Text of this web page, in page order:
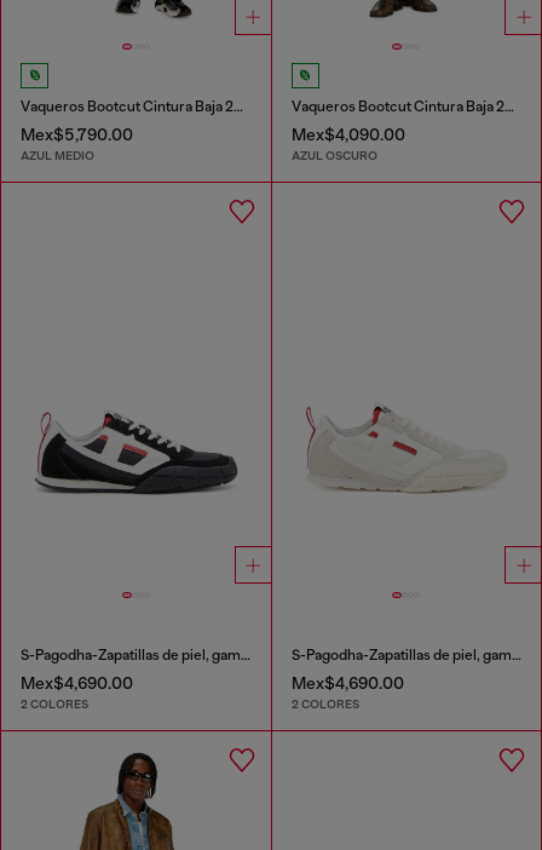
Vaqueros Bootcut Cintura Baja 2007 Zatiny
Mex$5,790.00
AZUL MEDIO
Vaqueros Bootcut Cintura Baja 2007 Zatiny
Mex$4,090.00
AZUL OSCURO
S-Pagodha-Zapatillas de piel, gamuza y ripstop
Mex$4,690.00
2 COLORES
S-Pagodha-Zapatillas de piel, gamuza y ripstop
Mex$4,690.00
2 COLORES